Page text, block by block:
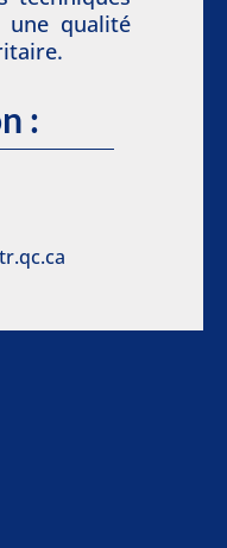
une qualité
: